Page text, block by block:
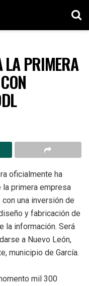
LA PRIMERA
oficialmente ha
la primera empresa
una inversión de
y fabricación de
la información. Será
a Nuevo León,
municipio de García.
mil 300